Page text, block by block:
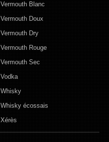
Vermouth Blanc
Vermouth Doux
Vermouth Dry
Vermouth Rouge
Vermouth Sec
Vodka
Whisky
Whisky écossais
Xérès